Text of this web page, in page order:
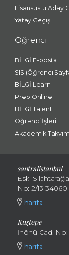
Lisansüstü Aday
Yatay Geçiş
Öğrenci
BİLGİ E-posta
SIS (Öğrenci
BİLGİ Learn
Prep Online
BİLGİ Talent
Öğrenci İşleri
Akademik
santralistanbul
Eski
No: 2/13
harita
Kuştepe
İnönü Cad.
harita